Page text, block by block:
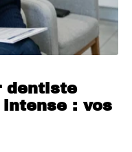
dentiste
: vos